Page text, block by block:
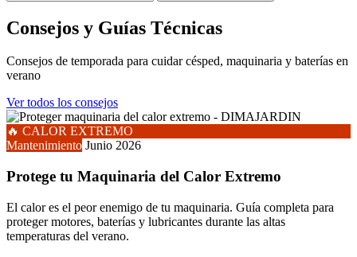
Consejos y Guías Técnicas
Consejos de temporada para cuidar césped, maquinaria y baterías en
verano
Ver todos los consejos
🔥 CALOR EXTREMO
Mantenimiento Junio 2026
Protege tu Maquinaria del Calor Extremo
El calor es el peor enemigo de tu maquinaria. Guía completa para
proteger motores, baterías y lubricantes durante las altas
temperaturas del verano.